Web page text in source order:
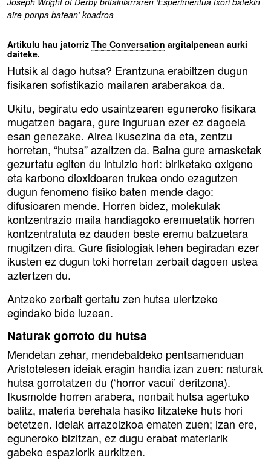
aire-ponpa batean’ koadroa
Artikulu hau jatorriz The Conversation argitalpenean aurki
daiteke.
Hutsik al dago hutsa? Erantzuna erabiltzen dugun
fisikaren sofistikazio mailaren araberakoa da.
Ukitu, begiratu edo usaintzearen eguneroko fisikara
mugatzen bagara, gure inguruan ezer ez dagoela
esan genezake. Airea ikusezina da eta, zentzu
horretan, “hutsa” azaltzen da. Baina gure arnasketak
gezurtatu egiten du intuizio hori: biriketako oxigeno
eta karbono dioxidoaren trukea ondo ezagutzen
dugun fenomeno fisiko baten mende dago:
difusioaren mende. Horren bidez, molekulak
kontzentrazio maila handiagoko eremuetatik horren
kontzentratuta ez dauden beste eremu batzuetara
mugitzen dira. Gure fisiologiak lehen begiradan ezer
ikusten ez dugun toki horretan zerbait dagoen ustea
aztertzen du.
Antzeko zerbait gertatu zen hutsa ulertzeko
egindako bide luzean.
Naturak gorroto du hutsa
Mendetan zehar, mendebaldeko pentsamenduan
Aristotelesen ideiak eragin handia izan zuen: naturak
hutsa gorrotatzen du (‘horror vacui’ deritzona).
Ikusmolde horren arabera, nonbait hutsa agertuko
balitz, materia berehala hasiko litzateke huts hori
betetzen. Ideiak arrazoizkoa ematen zuen; izan ere,
eguneroko bizitzan, ez dugu erabat materiarik
gabeko espaziorik aurkitzen.